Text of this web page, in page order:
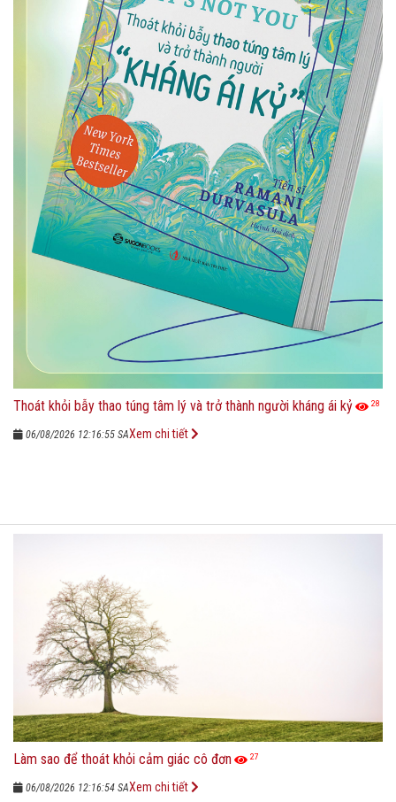
Thoát khỏi bẫy thao túng tâm lý và trở thành người kháng ái kỷ 28
06/08/2026 12:16:55 SAXem chi tiết
Làm sao để thoát khỏi cảm giác cô đơn 27
06/08/2026 12:16:54 SAXem chi tiết